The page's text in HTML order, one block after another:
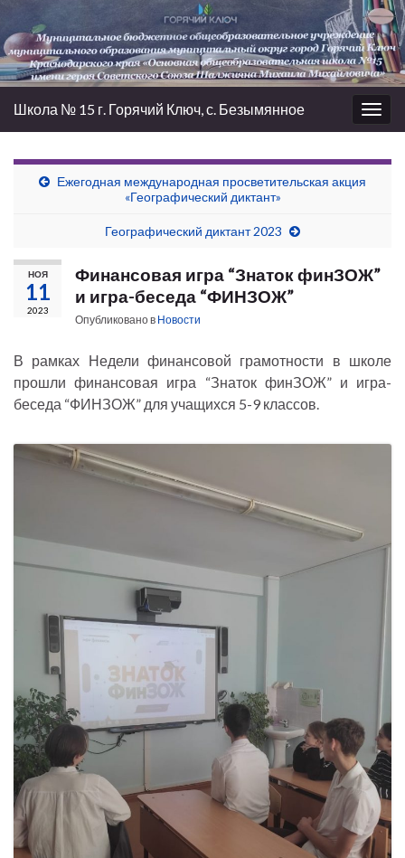
Вкл/
выкл
Школа № 15 г. Горячий Ключ, с. Безымянное
Ежегодная международная просветительская акция
«Географический диктант»
Географический диктант 2023
НОЯ
11
2023
Финансовая игра “Знаток финЗОЖ”
и игра-беседа “ФИНЗОЖ”
Опубликовано в Новости
В рамках Недели финансовой грамотности в школе
прошли финансовая игра “Знаток финЗОЖ” и игра-
беседа “ФИНЗОЖ” для учащихся 5-9 классов.